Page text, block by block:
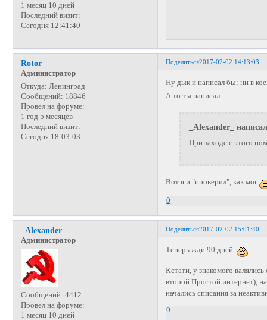
1 месяц 10 дней
Последний визит:
Сегодня 12:41:40
Поделиться2017-02-02 14:13:03
Rotor
Администратор
Откуда: Ленинград
Сообщений: 18846
Провел на форуме:
1 год 5 месяцев
Последний визит:
Сегодня 18:03:03
Ну дык и написал бы: ни в
А то ты написал:
_Alexander_
При заходе с этого
Вот я и "проверил", как мог
0
Поделиться2017-02-02 15:01:40
_Alexander_
Администратор
Сообщений: 4412
Провел на форуме:
1 месяц 10 дней
Теперь жди 90 дней.
Кстати, у знакомого
второй Простой интернет),
начались списания за
0